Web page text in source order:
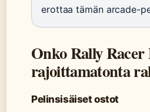
erottaa tämän arcade-
Onko Rally Racer
rajoittamatonta
Pelinsisäiset ostot